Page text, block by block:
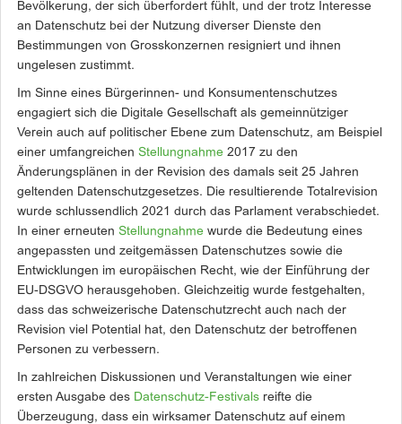
Bevölkerung, der sich überfordert fühlt, und der trotz Interesse
an Datenschutz bei der Nutzung diverser Dienste den
Bestimmungen von Grosskonzernen resigniert und ihnen
ungelesen zustimmt.
Im Sinne eines Bürgerinnen- und Konsumenten­schutzes
engagiert sich die Digitale Gesellschaft als gemeinnütziger
Verein auch auf politischer Ebene zum Datenschutz, am Beispiel
einer umfangreichen Stellungnahme 2017 zu den
Änderungsplänen in der Revision des damals seit 25 Jahren
geltenden Datenschutzgesetzes. Die resultierende Totalrevision
wurde schlussendlich 2021 durch das Parlament verabschiedet.
In einer erneuten Stellungnahme wurde die Bedeutung eines
angepassten und zeitgemässen Datenschutzes sowie die
Entwicklungen im europäischen Recht, wie der Einführung der
EU-DSGVO herausgehoben. Gleichzeitig wurde festgehalten,
dass das schweizerische Datenschutzrecht auch nach der
Revision viel Potential hat, den Datenschutz der betroffenen
Personen zu verbessern.
In zahlreichen Diskussionen und Veranstaltungen wie einer
ersten Ausgabe des Datenschutz-Festivals reifte die
Überzeugung, dass ein wirksamer Datenschutz auf einem